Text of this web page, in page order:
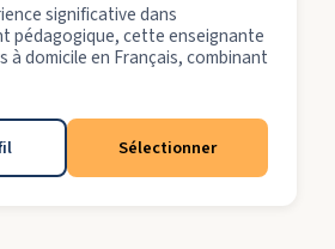
significative dans
pédagogique, cette enseignante
à domicile en Français, combinant
Sélectionner